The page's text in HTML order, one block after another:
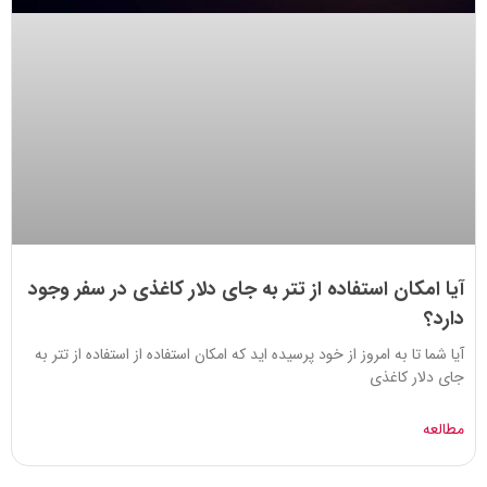
آیا امکان استفاده از تتر به جای دلار کاغذی در سفر وجود
دارد؟
آیا شما تا به امروز از خود پرسیده اید که امکان استفاده از استفاده از تتر به
جای دلار کاغذی
مطالعه